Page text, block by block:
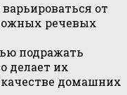
от
речевых
подражать
делает их
домашних